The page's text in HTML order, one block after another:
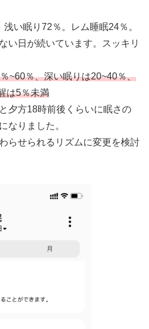
浅い眠り72％。レム睡眠24％。
い日が続いています。スッキリ
~60％、深い眠りは20~40％、
は5％未満
夕方18時前後くらいに眠さの
なりました。
らせられるリズムに変更を検討